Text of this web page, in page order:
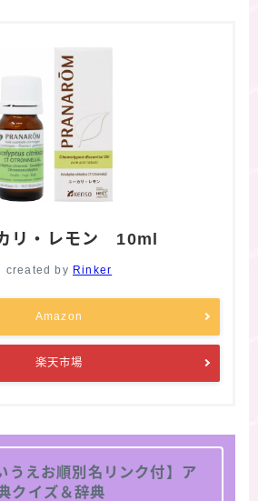
リ・レモン 10ml
created by Rinker
Amazon
楽天市場
うえお順別名リンク付】ア
クイズ＆辞典